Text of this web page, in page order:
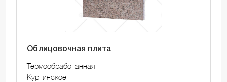
Облицовочная плита
Термообработанная
Куртинское